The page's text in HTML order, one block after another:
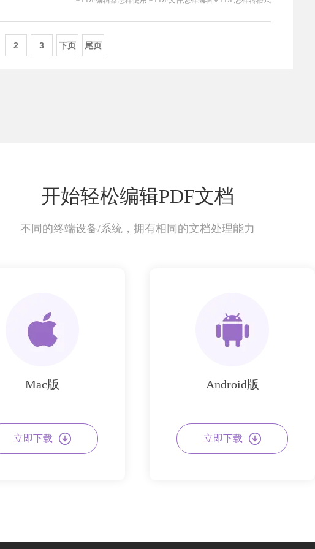
2 3 下页 尾页
开始轻松编辑PDF文档
不同的终端设备/系统，拥有相同的文档处理能力
Mac版
立即下载
Android版
立即下载